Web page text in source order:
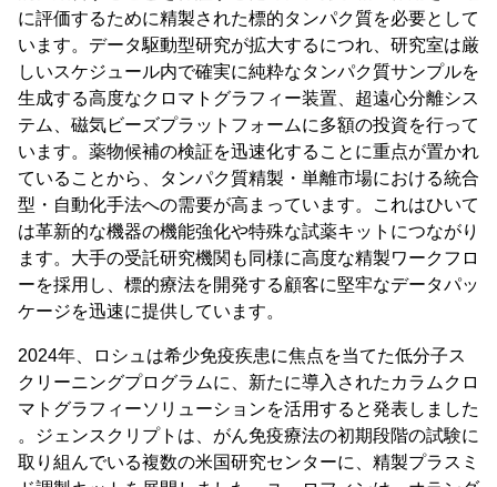
に評価するために精製された標的タンパク質を必要として
います。データ駆動型研究が拡大するにつれ、研究室は厳
しいスケジュール内で確実に純粋なタンパク質サンプルを
生成する高度なクロマトグラフィー装置、超遠心分離シス
テム、磁気ビーズプラットフォームに多額の投資を行って
います。薬物候補の検証を迅速化することに重点が置かれ
ていることから、タンパク質精製・単離市場における統合
型・自動化手法への需要が高まっています。これはひいて
は革新的な機器の機能強化や特殊な試薬キットにつながり
ます。大手の受託研究機関も同様に高度な精製ワークフロ
ーを採​​用し、標的療法を開発する顧客に堅牢なデータパッ
ケージを迅速に提供しています。
2024年、ロシュは希少免疫疾患に焦点を当てた低分子ス
クリーニングプログラムに、新たに導入されたカラムクロ
マトグラフィーソリューションを活用すると発表しました
。ジェンスクリプトは、がん免疫療法の初期段階の試験に
取り組んでいる複数の米国研究センターに、精製プラスミ